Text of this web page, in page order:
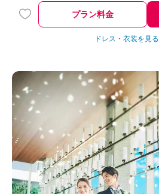
プラン料金
ドレス・衣装を見る